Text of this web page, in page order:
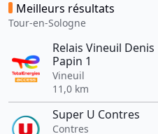
Meilleurs résultats
Tour-en-Sologne
Relais Vineuil Denis
Papin 1
Vineuil
11,0 km
Super U Contres
Contres